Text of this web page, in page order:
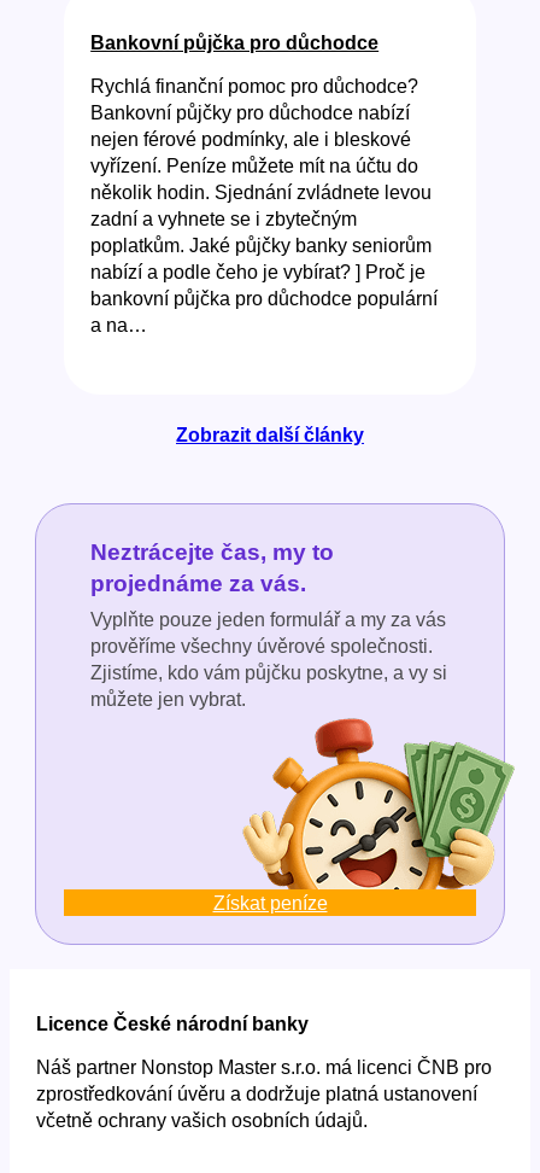
Bankovní půjčka pro důchodce
Rychlá finanční pomoc pro důchodce?
Bankovní půjčky pro důchodce nabízí
nejen férové podmínky, ale i bleskové
vyřízení. Peníze můžete mít na účtu do
několik hodin. Sjednání zvládnete levou
zadní a vyhnete se i zbytečným
poplatkům. Jaké půjčky banky seniorům
nabízí a podle čeho je vybírat? ] Proč je
bankovní půjčka pro důchodce populární
a na…
Zobrazit další články
Neztrácejte čas, my to
projednáme za vás.
Vyplňte pouze jeden formulář a my za vás
prověříme všechny úvěrové společnosti.
Zjistíme, kdo vám půjčku poskytne, a vy si
můžete jen vybrat.
Získat peníze
Licence České národní banky
Náš partner Nonstop Master s.r.o. má licenci ČNB pro
zprostředkování úvěru a dodržuje platná ustanovení
včetně ochrany vašich osobních údajů.